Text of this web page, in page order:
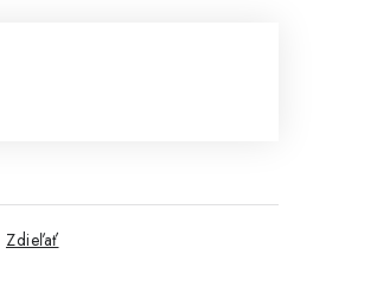
Zdieľať